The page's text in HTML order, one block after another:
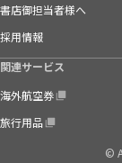
書店御担当者様へ
採用情報
関連サービス
海外航空券
旅行用品
©